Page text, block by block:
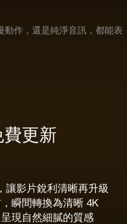
作，還是純淨音訊，都能表
更新
讓影片銳利清晰再升級
瞬間轉換為清晰 4K
現自然細膩的質感